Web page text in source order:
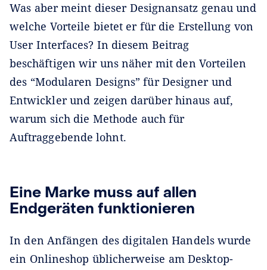
Was aber meint dieser Designansatz genau und
welche Vorteile bietet er für die Erstellung von
User Interfaces? In diesem Beitrag
beschäftigen wir uns näher mit den Vorteilen
des “Modularen Designs” für Designer und
Entwickler und zeigen darüber hinaus auf,
warum sich die Methode auch für
Auftraggebende lohnt.
Eine Marke muss auf allen
Endgeräten funktionieren
In den Anfängen des digitalen Handels wurde
ein Onlineshop üblicherweise am Desktop-